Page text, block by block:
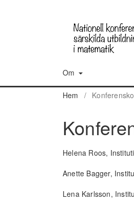
Om
Hem /
Helena Roos,
Anette Bagger,
Lena Karlsson,